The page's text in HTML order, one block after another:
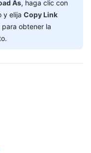
As, haga clic con
y elija Copy Link
obtener la